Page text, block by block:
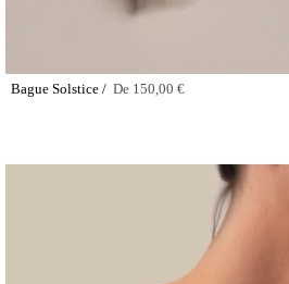
Bague Solstice / De 150,00 €